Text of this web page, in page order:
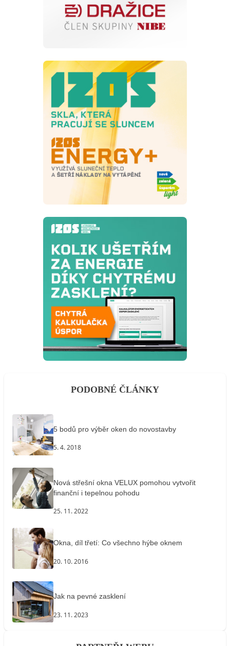
PODOBNÉ ČLÁNKY
5 bodů pro výběr oken do novostavby
5. 4. 2018
Nová střešní okna VELUX pomohou vytvořit
finanční i tepelnou pohodu
25. 11. 2022
Okna, díl třetí: Co všechno hýbe oknem
20. 10. 2016
Jak na pevné zasklení
23. 11. 2023